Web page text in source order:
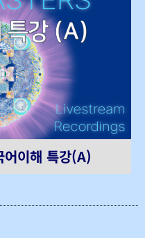
어이해 특강(A)